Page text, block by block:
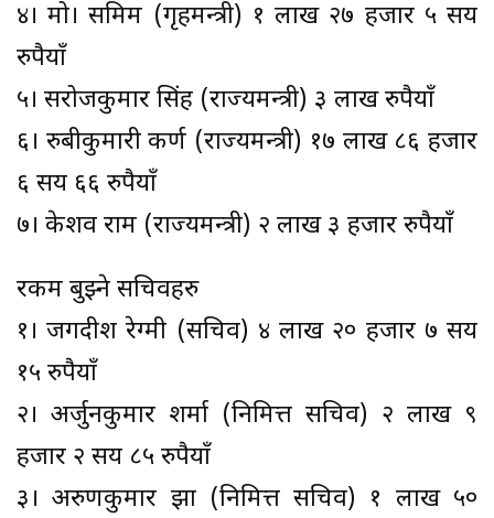
४। मो। समिम (गृहमन्त्री) १ लाख २७ हजार ५ सय
रुपैयाँ
५। सरोजकुमार सिंह (राज्यमन्त्री) ३ लाख रुपैयाँ
६। रुबीकुमारी कर्ण (राज्यमन्त्री) १७ लाख ८६ हजार
६ सय ६६ रुपैयाँ
७। केशव राम (राज्यमन्त्री) २ लाख ३ हजार रुपैयाँ
रकम बुझ्ने सचिवहरु
१। जगदीश रेग्मी (सचिव) ४ लाख २० हजार ७ सय
१५ रुपैयाँ
२। अर्जुनकुमार शर्मा (निमित्त सचिव) २ लाख ९
हजार २ सय ८५ रुपैयाँ
३। अरुणकुमार झा (निमित्त सचिव) १ लाख ५०